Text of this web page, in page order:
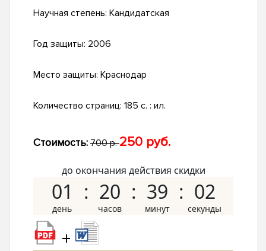
Научная степень: Кандидатская
Год защиты: 2006
Место защиты: Краснодар
Количество страниц: 185 с. : ил.
Стоимость: 700 р.250 руб.
до окончания действия скидки
01 20 39 01
+